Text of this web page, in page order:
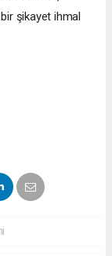
şikayet ihmal